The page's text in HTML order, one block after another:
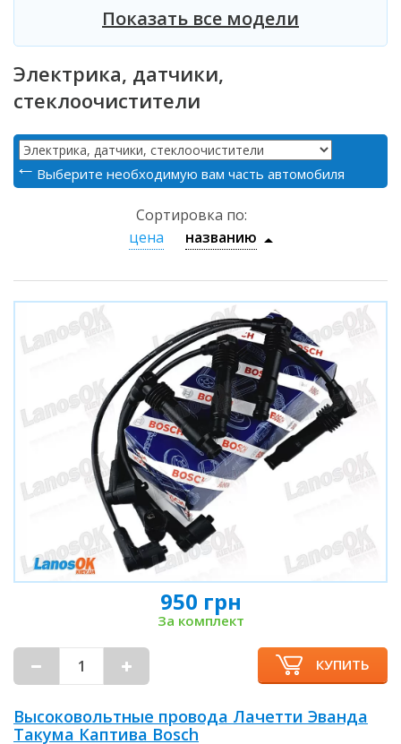
Показать все модели
Электрика, датчики,
стеклоочистители
Выберите необходимую вам часть автомобиля
Сортировка по:
цена
названию
950 грн
За комплект
КУПИТЬ
Высоковольтные провода Лачетти Эванда
Такума Каптива Bosch